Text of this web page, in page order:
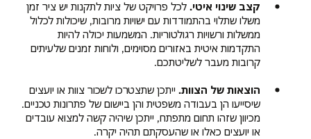
קצב שינוי איטי. לכל פרויקט של ציות לתקנות יש ציר זמן
משלו שתלוי בהתמודדות עם ישויות מרובות, שיכולות לכלול
ממשלות ורשויות רגולטוריות. המשמעות יכולה להיות
התקדמות איטית באזורים מסוימים, ולוחות זמנים שלעיתים
קרובות מעבר לשליטתכם.
הוצאות של הצוות. ייתכן שתצטרכו לשכור צוות או יועצים
שיסייעו הן בעבודה משפטית והן ביישום של פתרונות טכניים.
מכיוון שזהו תחום מתפתח, ייתכן שיהיה קשה למצוא עובדים
או יועצים כאלו או שהעסקתם תהיה יקרה.